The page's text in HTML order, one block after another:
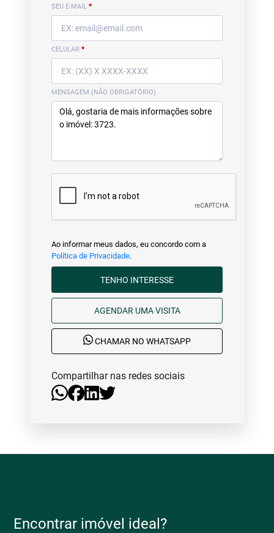
SEU E-MAIL *
CELULAR *
MENSAGEM (NÃO OBRIGATÓRIO)
Ao informar meus dados, eu concordo com a
Política de Privacidade.
TENHO INTERESSE
AGENDAR UMA VISITA
CHAMAR NO WHATSAPP
Compartilhar nas redes sociais
Encontrar imóvel ideal?